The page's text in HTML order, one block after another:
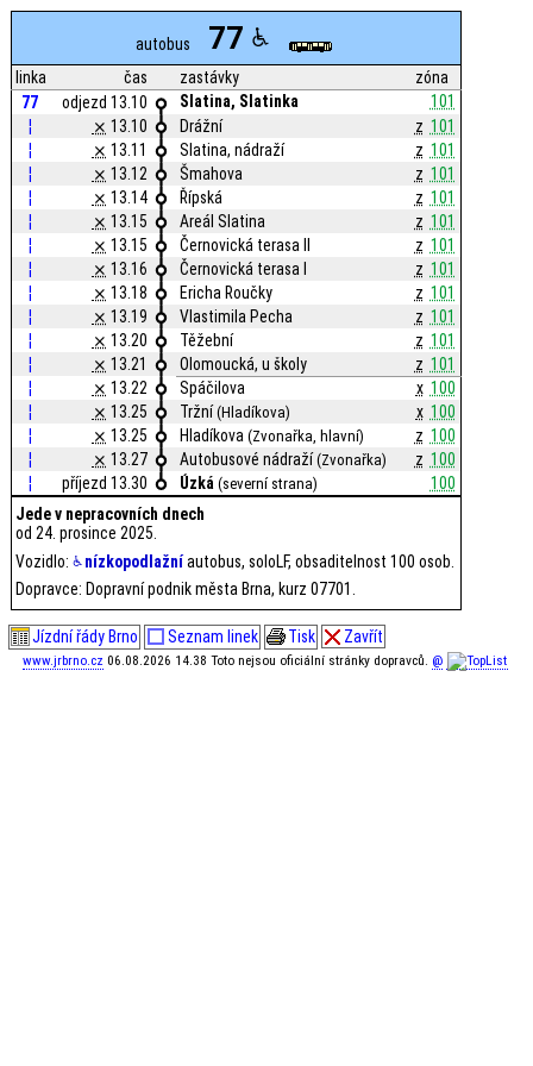
autobus 77
linka čas zastávky
zóna
77
odjezd 13.10 Slatina, Slatinka
101
¦
⨯ 13.10 Drážní z 101
¦
⨯ 13.11 Slatina, nádraží z 101
¦
⨯ 13.12 Šmahova z 101
¦
⨯ 13.14 Řípská z 101
¦
⨯ 13.15 Areál Slatina z 101
¦
⨯ 13.15 Černovická terasa II z 101
¦
⨯ 13.16 Černovická terasa I z 101
¦
⨯ 13.18 Ericha Roučky z 101
¦
⨯ 13.19 Vlastimila Pecha z 101
¦
⨯ 13.20 Těžební z 101
¦
⨯ 13.21 Olomoucká, u školy z 101
¦
⨯ 13.22 Spáčilova x 100
¦
⨯ 13.25 Tržní(Hladíkova) x 100
¦
⨯ 13.25 Hladíkova(Zvonařka, hlavní) z 100
¦
⨯ 13.27 Autobusové nádraží(Zvonařka) z 100
¦
příjezd 13.30 Úzká (severní strana)
100
Jede v nepracovních dnech
od 24. prosince 2025.
Vozidlo: nízkopodlažníautobus, soloLF, obsaditelnost 100 osob.
Dopravce: Dopravní podnik města Brna, kurz 07701.
Jízdní řády Brno Seznam linek Tisk Zavřít
www.jrbrno.cz 06.08.2026 14.38 Toto nejsou oficiální stránky dopravců. @